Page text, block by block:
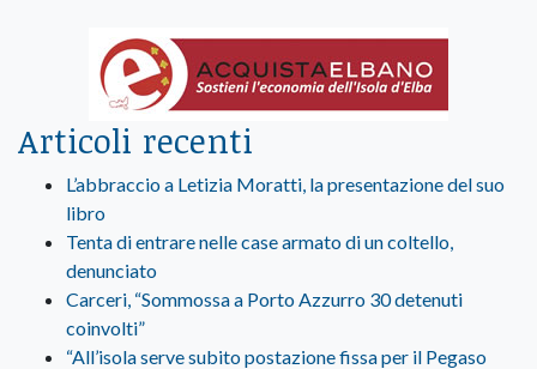
Articoli recenti
L’abbraccio a Letizia Moratti, la presentazione del suo
libro
Tenta di entrare nelle case armato di un coltello,
denunciato
Carceri, “Sommossa a Porto Azzurro 30 detenuti
coinvolti”
“All’isola serve subito postazione fissa per il Pegaso